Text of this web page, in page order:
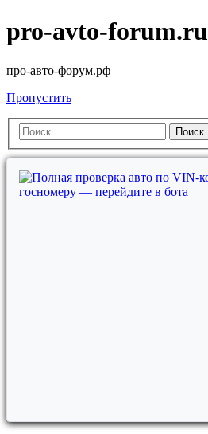
pro-avto-forum.ru
про-авто-форум.рф
Пропустить
Поиск